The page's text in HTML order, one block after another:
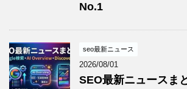
No.1
seo最新ニュース
2026/08/01
SEO最新ニュースま